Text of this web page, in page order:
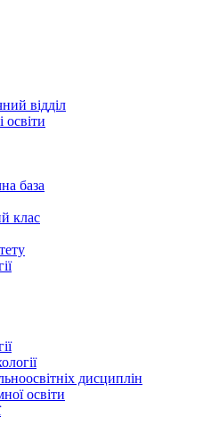
відділ
освіти
база
клас
дисциплін
освіти